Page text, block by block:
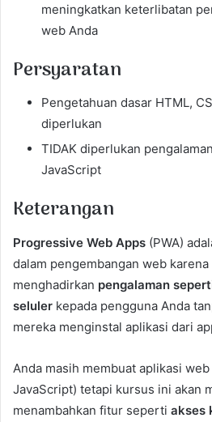
meningkatkan keterlibatan
web Anda
Persyaratan
Pengetahuan dasar HTML,
diperlukan
TIDAK diperlukan
JavaScript
Keterangan
Progressive Web Apps (PWA)
dalam pengembangan web
menghadirkan pengalaman
seluler kepada pengguna Anda
mereka menginstal aplikasi dari
Anda masih membuat aplikasi web
JavaScript) tetapi kursus ini akan
menambahkan fitur seperti akses